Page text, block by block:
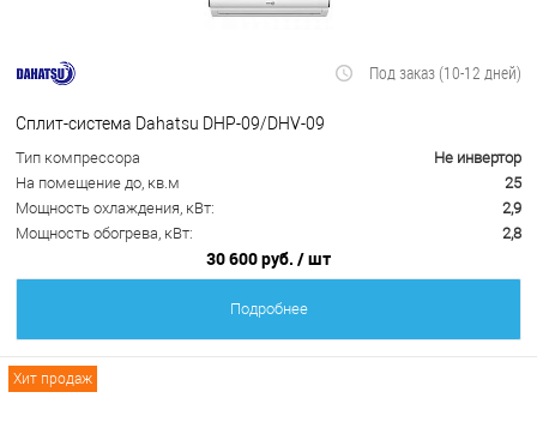
Под заказ (10-12 дней)
Сплит-система Dahatsu DHP-09/DHV-09
Тип компрессора
Не инвертор
На помещение до, кв.м
25
Мощность охлаждения, кВт:
2,9
Мощность обогрева, кВт:
2,8
30 600 руб. / шт
Подробнее
Хит продаж